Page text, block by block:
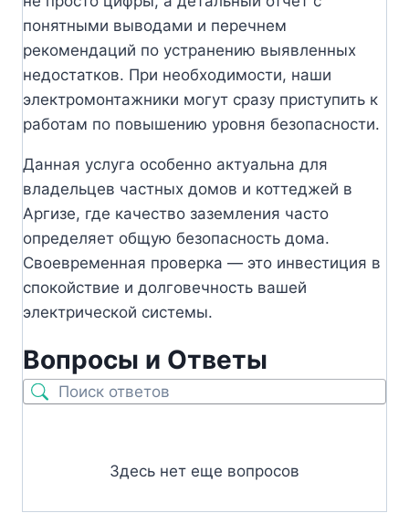
понятными выводами и перечнем
рекомендаций по устранению выявленных
недостатков. При необходимости, наши
электромонтажники могут сразу приступить к
работам по повышению уровня безопасности.
Данная услуга особенно актуальна для
владельцев частных домов и коттеджей в
Аргизе, где качество заземления часто
определяет общую безопасность дома.
Своевременная проверка — это инвестиция в
спокойствие и долговечность вашей
электрической системы.
Вопросы и Ответы
Здесь нет еще вопросов